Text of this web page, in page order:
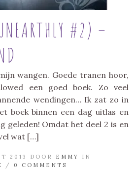
#2) –
wangen. Goede tranen hoor,
een goed boek. Zo veel
wendingen… Ik zat zo in
boek binnen een dag uitlas en
geleden! Omdat het deel 2 is en
wat […]
2013 DOOR EMMY
IN
/ 0 COMMENTS